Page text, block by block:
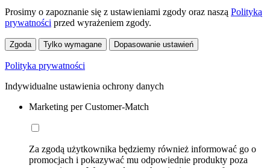
Prosimy o zapoznanie się z ustawieniami zgody oraz naszą Polityką
prywatności przed wyrażeniem zgody.
Zgoda Tylko wymagane Dopasowanie ustawień
Polityka prywatności
Indywidualne ustawienia ochrony danych
Marketing per Customer-Match
Za zgodą użytkownika będziemy również informować go o
promocjach i pokazywać mu odpowiednie produkty poza